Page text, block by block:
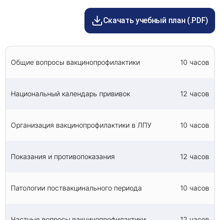
вакцинах, их особенностях, эффективности и
Актуализацию информации о техниках введения
Актуализацию информации о национальном
вакцинопрофилактики в ЛПУ.
диагностика», «Стоматология», «Стоматология
ортопедическая», «Стоматология
профилактическая», «Медицинская оптика»,
Скачать учебный план (.PDF)
Общие вопросы вакцинопрофилактики 10 часов
Национальный календарь прививок 12 часов
Организация вакцинопрофилактики в ЛПУ 10 часов
Показания и противопоказания 12 часов
Патологии поствакцинального периода 10 часов